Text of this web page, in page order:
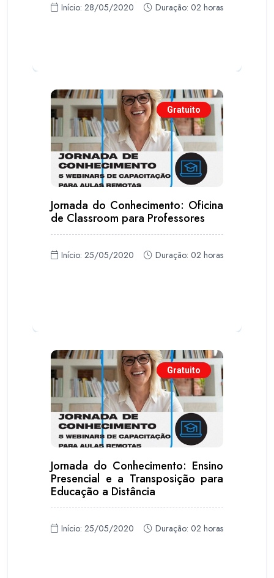
Início: 28/05/2020 Duração: 02 horas
Gratuito
Jornada do Conhecimento: Oficina
de Classroom para Professores
Início: 25/05/2020 Duração: 02 horas
Gratuito
Jornada do Conhecimento: Ensino
Presencial e a Transposição para
Educação a Distância
Início: 25/05/2020 Duração: 02 horas